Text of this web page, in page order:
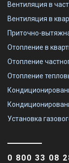
Fischer
Цена
Вентиляция в
Вентиляция в
Приточно-
Отопление в
Отопление
Отопление
Установка
0 800 33 08